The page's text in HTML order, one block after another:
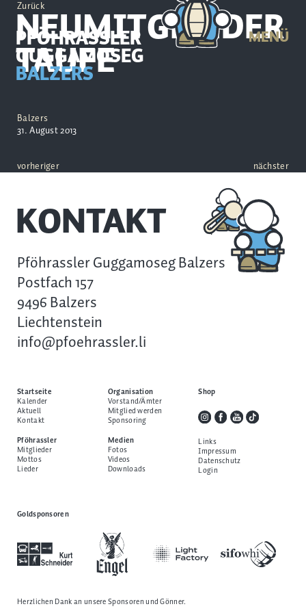
PFÖHRASSLER
GUGGAMOSEG
BALZERS
MENÜ
Zurück
NEUMITGLIEDER
TAUFE
Balzers
31. August 2013
vorheriger nächster
KONTAKT
Pföhrassler Guggamoseg Balzers
Postfach 157
9496 Balzers
Liechtenstein
info@pfoehrassler.li
Startseite
Kalender
Aktuell
Kontakt
Pföhrassler
Mitglieder
Mottos
Lieder
Organisation
Vorstand/Ämter
Mitglied werden
Sponsoring
Medien
Fotos
Videos
Downloads
Shop
Links
Impressum
Datenschutz
Login
Goldsponsoren
Herzlichen Dank an unsereSponsoren und Gönner.